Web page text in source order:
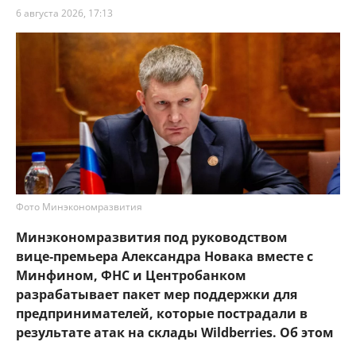
6 августа 2026, 17:13
Фото Минэкономразвития
Минэкономразвития под руководством
вице‑премьера Александра Новака вместе с
Минфином, ФНС и Центробанком
разрабатывает пакет мер поддержки для
предпринимателей, которые пострадали в
результате атак на склады Wildberries. Об этом